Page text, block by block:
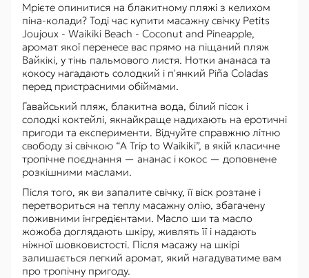
Мрієте опинитися на блакитному пляжі з келихом
піна-колади? Тоді час купити масажну свічку Petits
Joujoux - Waikiki Beach - Coconut and Pineapple,
аромат якої перенесе вас прямо на піщаний пляж
Вайкікі, у тінь пальмового листя. Нотки ананаса та
кокосу нагадають солодкий і п'янкий Piña Coladas
перед пристрасними обіймами.
Гавайський пляж, блакитна вода, білий пісок і
солодкі коктейлі, якнайкраще надихають на еротичні
пригоди та експерименти. Відчуйте справжню літню
свободу зі свічкою “A Trip to Waikiki”, в якій класичне
тропічне поєднання — ананас і кокос — доповнене
розкішними маслами.
Після того, як ви запалите свічку, її віск розтане і
перетвориться на теплу масажну олію, збагачену
поживними інгредієнтами. Масло ши та масло
жожоба доглядають шкіру, живлять її і надають
ніжної шовковистості. Після масажу на шкірі
залишається легкий аромат, який нагадуватиме вам
про тропічну пригоду.